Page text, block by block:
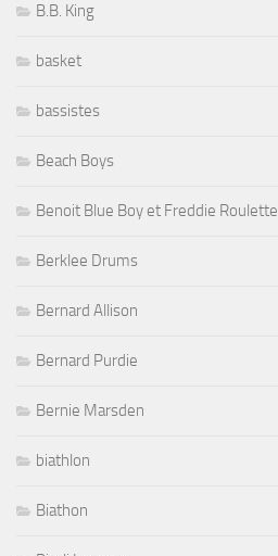
B.B. King
basket
bassistes
Beach Boys
Benoit Blue Boy et Freddie Roulette
Berklee Drums
Bernard Allison
Bernard Purdie
Bernie Marsden
biathlon
Biathon